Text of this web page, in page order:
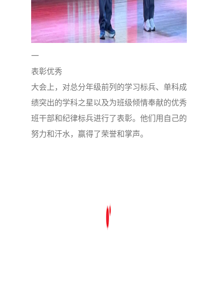
一
表彰优秀
大会上，对总分年级前列的学习标兵、单科成
绩突出的学科之星以及为班级倾情奉献的优秀
班干部和纪律标兵进行了表彰。他们用自己的
努力和汗水，赢得了荣誉和掌声。